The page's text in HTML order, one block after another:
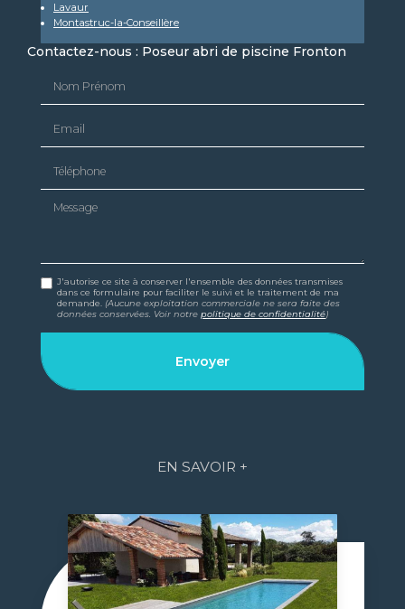
Lavaur
Montastruc-la-Conseillère
Contactez-nous : Poseur abri de piscine Fronton
Message
J'autorise ce site à conserver l'ensemble des données transmises
dans ce formulaire pour faciliter le suivi et le traitement de ma
demande. (Aucune exploitation commerciale ne sera faite des
données conservées. Voir notrepolitique de confidentialité)
EN SAVOIR +